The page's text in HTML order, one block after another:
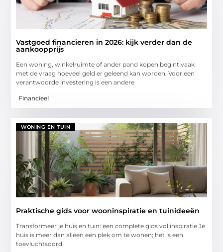
Vastgoed financieren in 2026: kijk verder dan de
aankoopprijs
Een woning, winkelruimte of ander pand kopen begint vaak
met de vraag hoeveel geld er geleend kan worden. Voor een
verantwoorde investering is een andere
Financieel
WONING EN TUIN
Praktische gids voor wooninspiratie en tuinideeën
Transformeer je huis en tuin: een complete gids vol inspiratie Je
huis is meer dan alleen een plek om te wonen; het is een
toevluchtsoord